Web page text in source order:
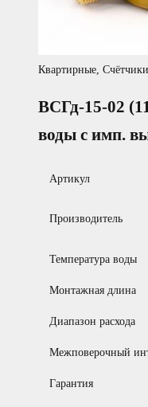
Квартирные,
ВСГд-15-02
воды с имп.
Артикул
Производитель
Температура воды
Монтажная длина
Диапазон расхода
Межповерочный
Гарантия